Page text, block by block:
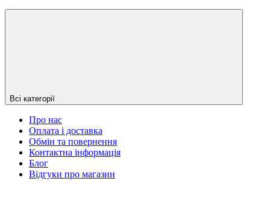
Всі категорії
Про нас
Оплата і доставка
Обмін та повернення
Контактна інформація
Блог
Відгуки про магазин